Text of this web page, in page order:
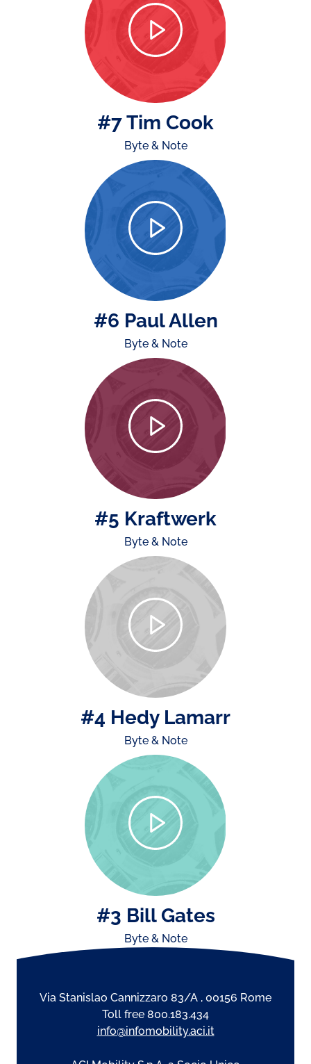
#7 Tim Cook
Byte & Note
#6 Paul Allen
Byte & Note
#5 Kraftwerk
Byte & Note
#4 Hedy Lamarr
Byte & Note
#3 Bill Gates
Byte & Note
Via Stanislao Cannizzaro 83/A , 00156 Rome
Toll free 800.183.434
info@infomobility.aci.it